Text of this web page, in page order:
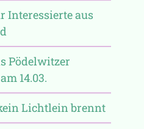
Interessierte aus
Pödelwitzer
14.03.
Lichtlein brennt